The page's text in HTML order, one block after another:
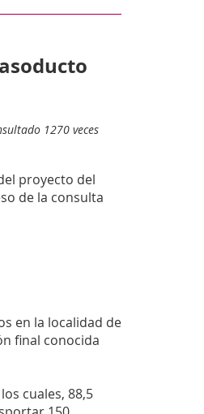
1270 veces
proyecto del
de la consulta
en la localidad de
final conocida
cuales, 88,5